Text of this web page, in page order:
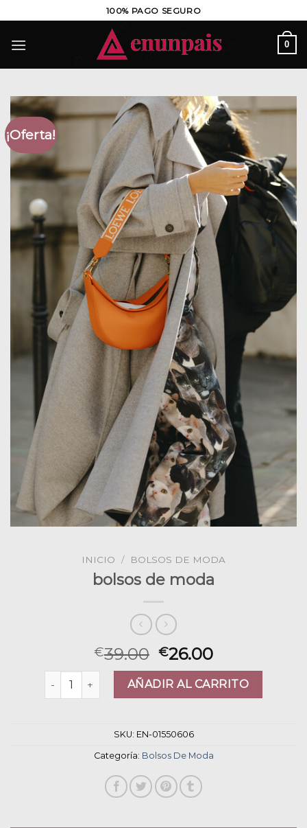
al
contenido
100% PAGO SEGURO
0
¡Oferta!
INICIO / BOLSOS DE MODA
bolsos de moda
€39.00 €26.00
bolsos de moda cantidadAÑADIR AL CARRITO
SKU: EN-01550606
Categoría: Bolsos De Moda